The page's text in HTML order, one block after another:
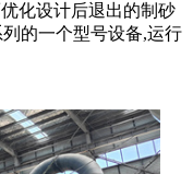
化设计后退出的制砂
的一个型号设备,运行